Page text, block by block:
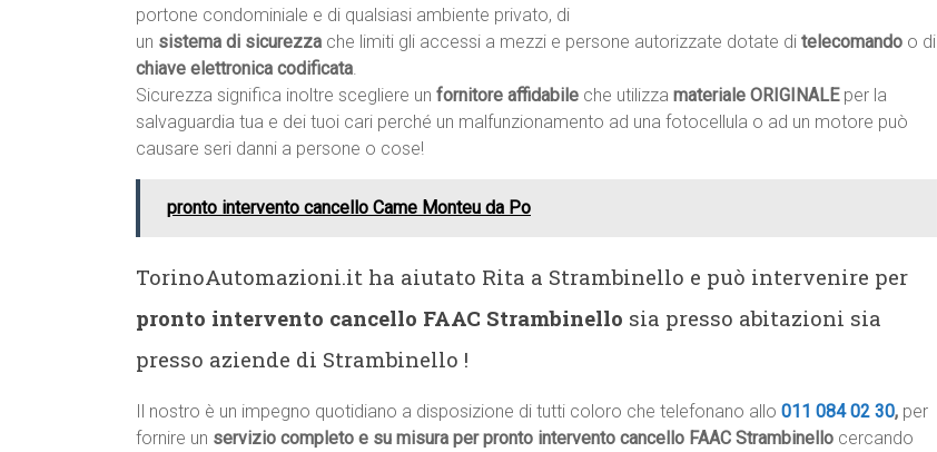
portone condominiale e di qualsiasi ambiente privato, di
un sistema di sicurezza che limiti gli accessi a mezzi e persone autorizzate dotate di telecomando o di
chiave elettronica codificata.
Sicurezza significa inoltre scegliere un fornitore affidabile che utilizza materiale ORIGINALEper la
salvaguardia tua e dei tuoi cari perché un malfunzionamento ad una fotocellula o ad un motore può
causare seri danni a persone o cose!
pronto intervento cancello Came Monteu da Po
TorinoAutomazioni.it ha aiutato Rita a Strambinello e può intervenire per
pronto intervento cancello FAAC Strambinello sia presso abitazioni sia
presso aziende di Strambinello !
Il nostro è un impegno quotidiano a disposizione di tutti coloro che telefonano allo 011 084 02 30, per
fornire un servizio completo e su misura per pronto intervento cancello FAAC Strambinello cercando